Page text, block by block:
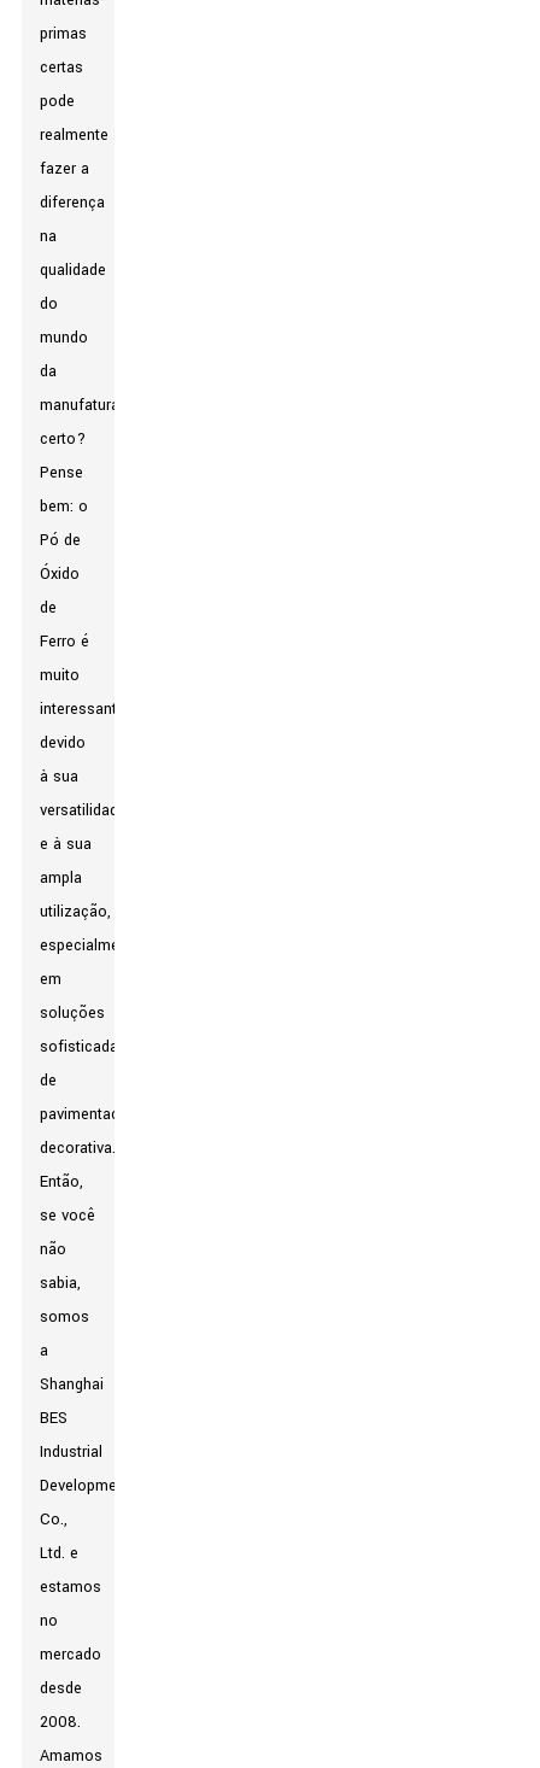
primas
certas
pode
realmente
fazer a
diferença
na
qualidade
do
mundo
da
manufatura,
certo?
Pense
bem: o
Pó de
Óxido
de
Ferro é
muito
interessante
devido
à sua
versatilidade
e à sua
ampla
utilização,
especialmente
em
soluções
sofisticadas
de
pavimentação
decorativa.
Então,
se você
não
sabia,
somos
a
Shanghai
BES
Industrial
Development
Co.,
Ltd. e
estamos
no
mercado
desde
2008.
Amamos